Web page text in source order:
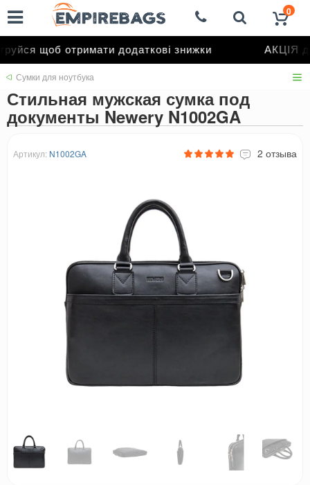
щоб отримати додаткові знижки АКЦІЯ до
0
Сумки для ноутбука
Стильная мужская сумка под
документы Newery N1002GA
Артикул: N1002GA 2 отзыва